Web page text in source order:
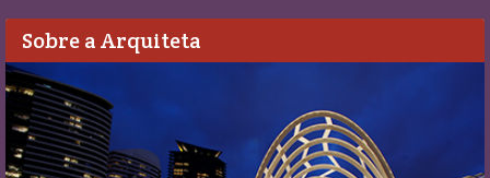
Sobre a Arquiteta